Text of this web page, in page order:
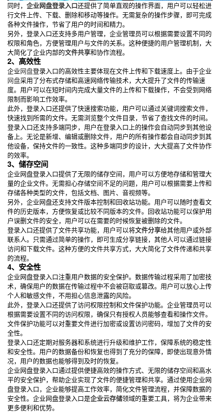
同时， 企业网盘登录入口还提供了简单直观的操作界面，用户可以轻松进
行文件上传、下载、删除和移动等操作。无需复杂的操作步骤，即可完成
各种文件操作，节省了用户的时间和精力。
另外，登录入口还支持多用户管理，企业管理员可以根据需要设置不同的
权限和角色，方便管理用户与文件的关系。这种便捷的用户管理机制，大
大简化了企业内部的文件共享和协作流程。
2、高效性
企业网盘登录入口的高效性主要体现在文件上传和下载速度上。由于企业
网盘采用了分布式存储和高速网络传输技术，大大提升了文件的传输速
度。用户可以在短时间内完成大量文件的上传和下载操作，不会受到网络
限制而影响工作效率。
此外，登录入口还提供了快速搜索功能，用户可以通过关键词搜索文件，
快速找到所需的文件。无需浏览整个文件目录，节省了查找文件的时间。
登录入口还支持多端同步，用户在登录入口上的操作会自动同步到其他设
备上。无论是新增、编辑或删除文件，用户的所有操作都会自动同步到其
他设备，保持文件的一致性。这种多端同步的设计，大大提高了文件协作
的效率。
3、储存空间
企业网盘登录入口提供了无限的储存空间，用户可以方便地存储和管理大
量的企业文件。无需担心存储空间不足的问题，用户可以根据需要上传和
存储各种类型的文件，包括文档、图片、音视频等。
另外，企业网盘还支持文件版本控制和回收站功能。用户可以随时查看文
件的历史版本，方便恢复或比较不同版本的文件。回收站功能可以保护用
户误删文件的安全，用户可以在需要的时候恢复被删除的文件。
登录入口还提供了文件共享功能，用户可以将文件分享给其他用户或外部
联系人。只需通过简单的操作，即可生成分享链接，其他人可以通过链接
访问和下载文件。这种方便的文件共享方式，大大简化了文件传递和共享
的流程。
4、安全性
企业网盘登录入口注重用户数据的安全保护。数据传输过程采用了加密技
术，确保用户的数据在传输过程中不会被窃取或篡改。用户可以放心上传
个人和敏感文件，不用担心信息泄露的风险。
此外，登录入口还提供了访问权限控制和文件保护功能。企业管理员可以
根据需要设置不同的访问权限，确保只有授权人员能够查看和操作文件。
文件保护功能可以对重要文件进行加密或设置访问密码，增加了文件的安
全性。
登录入口还定期对服务器和系统进行升级和维护工作，保障系统的稳定性
和安全性。用户的数据备份和恢复也得到了充分的保障，即使出现意外情
况，用户的数据也能够得到及时的恢复。
企业网盘登录入口通过提供便捷高效的操作方式、无限的储存空间和高水
平的安全保护，帮助企业实现了文件的便捷管理和共享。通过使用企业网
盘登录入口，企业能够提高工作效率，简化文件管理流程，并保障数据的
安全性。企业网盘登录入口是企业云存储领域的重要工具，将为企业带来
更多便利和优势。